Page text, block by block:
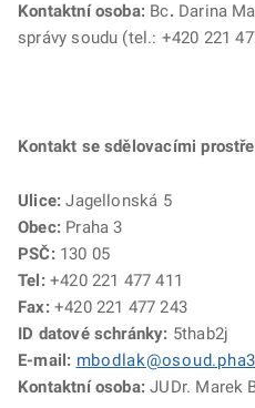
Kontaktní osoba: Bc. Darina
správy soudu (tel.: +420 221
Kontakt se sdělovacími
Ulice:Jagellonská 5
Obec: Praha 3
PSČ: 130 05
Tel: +420 221 477 411
Fax: +420 221 477 243
ID datové schránky: 5thab2j
E-mail:
Kontaktní osoba:JUDr. Marek